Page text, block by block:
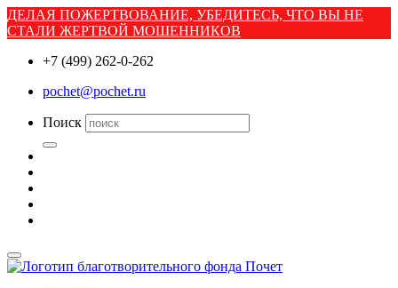
ДЕЛАЯ ПОЖЕРТВОВАНИЕ, УБЕДИТЕСЬ, ЧТО ВЫ НЕ
СТАЛИ ЖЕРТВОЙ МОШЕННИКОВ
+7 (499) 262-0-262
pochet@pochet.ru
Поиск